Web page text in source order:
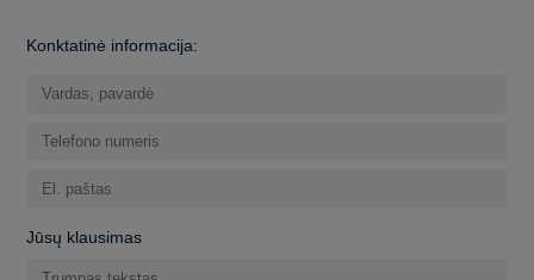
Konktatinė informacija:
Jūsų klausimas